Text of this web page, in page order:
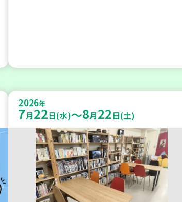
2026年
7月22日(水)～8月22日(土)